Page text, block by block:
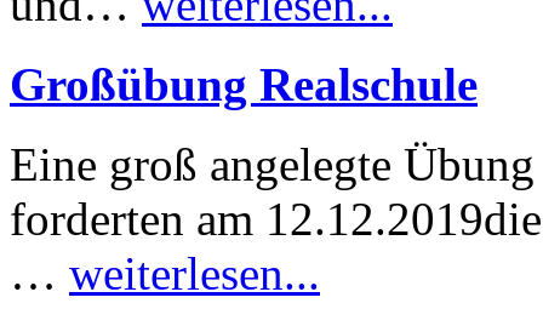
Großübung Realschule
Eine groß angelegte
forderten am
… weiterlesen...